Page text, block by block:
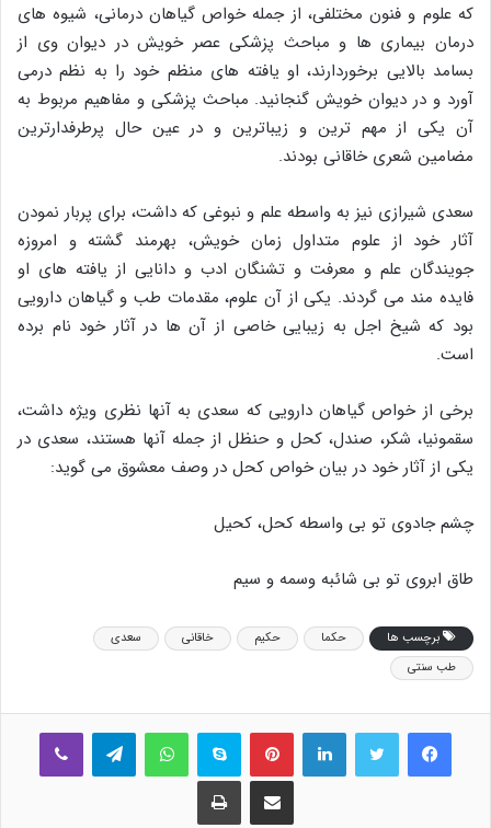
که علوم و فنون مختلفی، از جمله خواص گیاهان درمانی، شیوه های
درمان بیماری ها و مباحث پزشکی عصر خویش در دیوان وی از
بسامد بالایی برخوردارند، او یافته های منظم خود را به نظم درمی
آورد و در دیوان خویش گنجانید. مباحث پزشکی و مفاهیم مربوط به
آن یکی از مهم ترین و زیباترین و در عین حال پرطرفدارترین
مضامین شعری خاقانی بودند.
سعدی شیرازی نیز به واسطه علم و نبوغی که داشت، برای پربار نمودن
آثار خود از علوم متداول زمان خویش، بهرمند گشته و امروزه
جویندگان علم و معرفت و تشنگان ادب و دانایی از یافته های او
فایده مند می گردند. یکی از آن علوم، مقدمات طب و گیاهان دارویی
بود که شیخ اجل به زیبایی خاصی از آن ها در آثار خود نام برده
است.
برخی از خواص گیاهان دارویی که سعدی به آنها نظری ویژه داشت،
سقمونیا، شکر، صندل، کحل و حنظل از جمله آنها هستند، سعدی در
یکی از آثار خود در بیان خواص کحل در وصف معشوق می گوید:
چشم جادوی تو بی واسطه کحل، کحیل
طاق ابروی تو بی شائبه وسمه و سیم
برچسب ها حکما حکیم خاقانی
سعدی
طب سنتی
فیس بوک لینکدین ‫پین‌ترست اسکایپ واتس آپ
اشتراک گذاری از طریق ایمیل چاپ